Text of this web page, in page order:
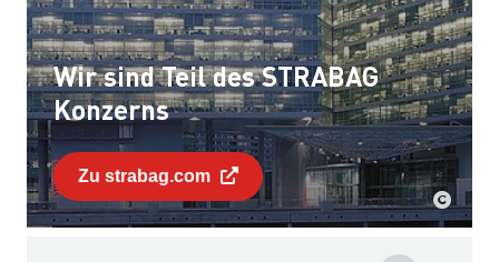
Wir sind Teil des STRABAG
Konzerns
Zu strabag.com